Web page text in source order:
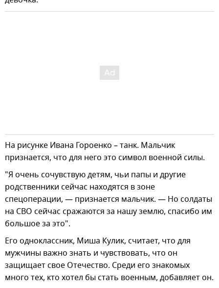
На рисунке Ивана Гороенко – танк. Мальчик
признается, что для него это символ военной силы.
"Я очень сочувствую детям, чьи папы и другие
родственники сейчас находятся в зоне
спецоперации, — признается мальчик. — Но солдаты
на СВО сейчас сражаются за нашу землю, спасибо им
большое за это".
Его одноклассник, Миша Кулик, считает, что для
мужчины важно знать и чувствовать, что он
защищает свое Отечество. Среди его знакомых
много тех, кто хотел бы стать военным, добавляет он.